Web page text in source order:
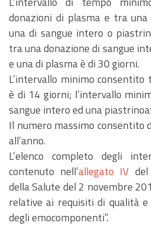
donazioni di plasma e tra
una di sangue intero o
tra una donazione di sangue
e una di plasma è di 30 giorni.
L’intervallo minimo
è di 14 giorni; l’intervallo
sangue intero ed una
Il numero massimo consentito
all’anno.
L’elenco completo degli
contenuto nell’allegato IV
della Salute del 2 novembre
relative ai requisiti di qualità
degli emocomponenti”.